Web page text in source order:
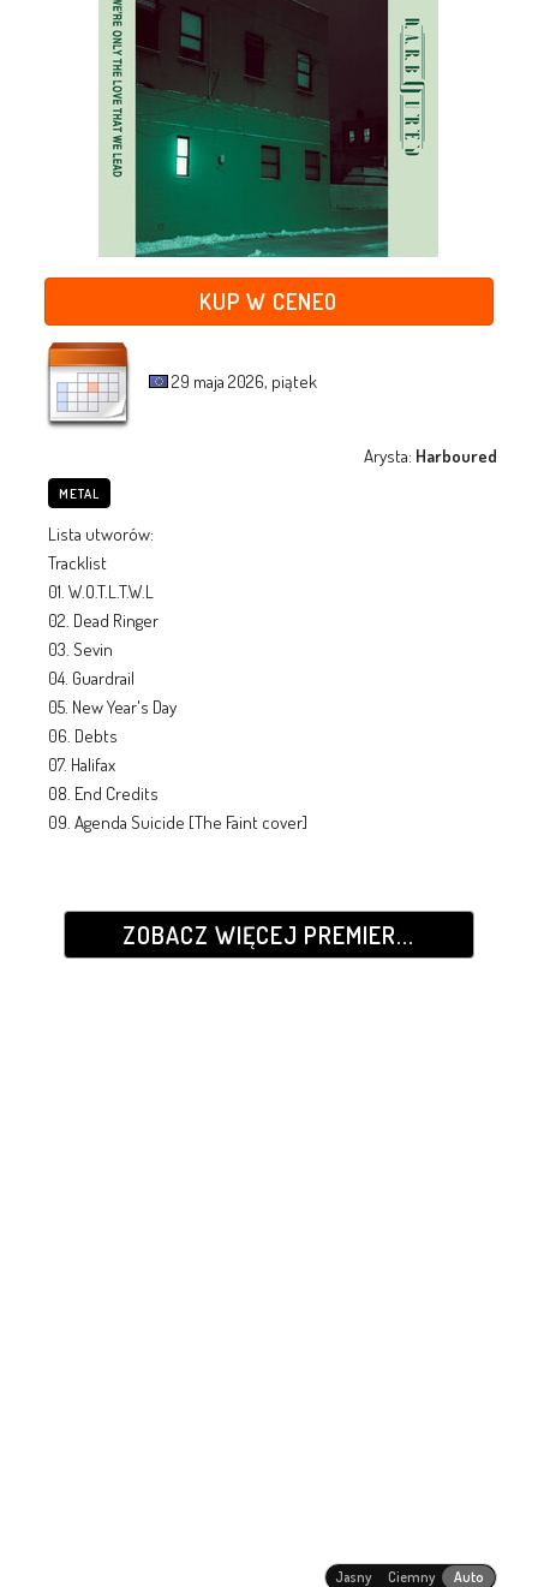
KUP W CENEO
29 maja 2026, piątek
Arysta: Harboured
METAL
Lista utworów:
Tracklist
01. W.O.T.L.T.W.L
02. Dead Ringer
03. Sevin
04. Guardrail
05. New Year's Day
06. Debts
07. Halifax
08. End Credits
09. Agenda Suicide [The Faint cover]
ZOBACZ WIĘCEJ PREMIER...
Jasny Ciemny Auto